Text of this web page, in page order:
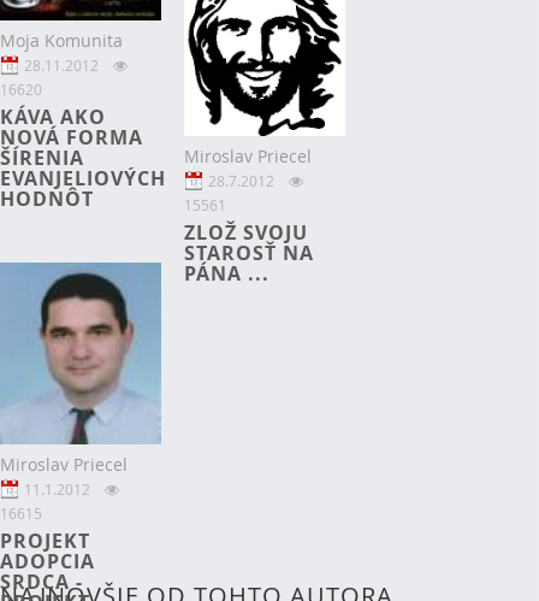
Moja Komunita
28.11.2012
16620
KÁVA AKO
NOVÁ FORMA
ŠÍRENIA
EVANJELIOVÝCH
HODNÔT
Miroslav Priecel
28.7.2012
15561
ZLOŽ SVOJU
STAROSŤ NA
PÁNA ...
Miroslav Priecel
11.1.2012
16615
PROJEKT
ADOPCIA
SRDCA -